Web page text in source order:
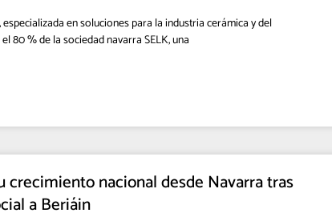
en soluciones para la industria cerámica y del
80 % de la sociedad navarra SELK, una
crecimiento nacional desde Navarra tras
a Beriáin